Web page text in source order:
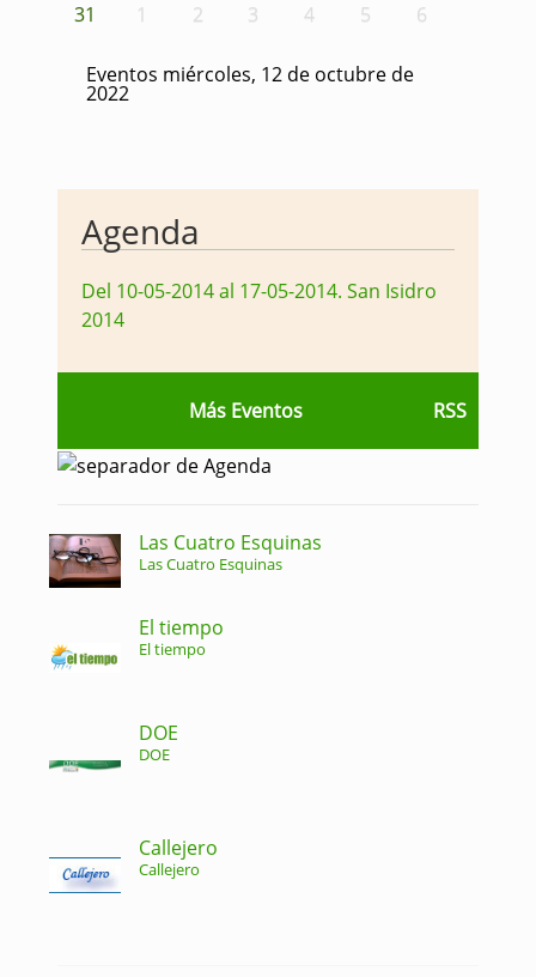
31
1 2 3 4 5 6
Eventos miércoles, 12 de octubre de
2022
Agenda
Del 10-05-2014 al 17-05-2014. San Isidro
2014
Más Eventos RSS
Las Cuatro Esquinas
Las Cuatro Esquinas
El tiempo
El tiempo
DOE
DOE
Callejero
Callejero